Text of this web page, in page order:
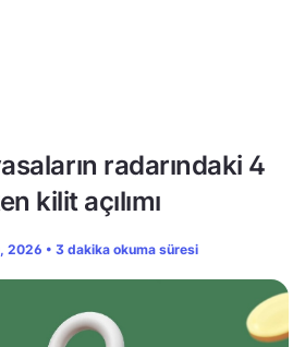
radarındaki 4
kilit açılımı
2026 • 3 dakika okuma süresi